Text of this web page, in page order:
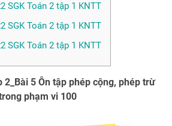
SGK Toán 2 tập 1 KNTT
SGK Toán 2 tập 1 KNTT
SGK Toán 2 tập 1 KNTT
2_Bài 5 Ôn tập phép cộng, phép trừ
phạm vi 100